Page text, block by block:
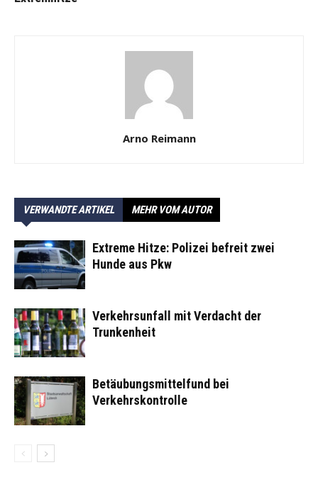
Arno Reimann
VERWANDTE ARTIKEL MEHR VOM AUTOR
Extreme Hitze: Polizei befreit zwei
Hunde aus Pkw
Verkehrsunfall mit Verdacht der
Trunkenheit
Betäubungsmittelfund bei
Verkehrskontrolle